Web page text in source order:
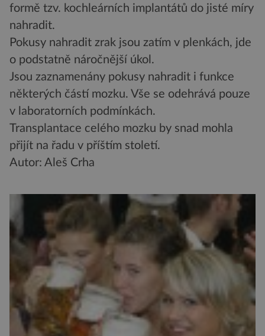
formě tzv. kochleárních implantátů do jisté míry
nahradit.
Pokusy nahradit zrak jsou zatím v plenkách, jde
o podstatně náročnější úkol.
Jsou zaznamenány pokusy nahradit i funkce
některých částí mozku. Vše se odehrává pouze
v laboratorních podmínkách.
Transplantace celého mozku by snad mohla
přijít na řadu v příštím století.
Autor: Aleš Crha